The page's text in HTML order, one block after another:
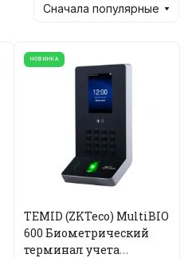
Сначала популярные
НОВИНКА
TEMID (ZKTeco) MultiBIO
600 Биометрический
терминал учета